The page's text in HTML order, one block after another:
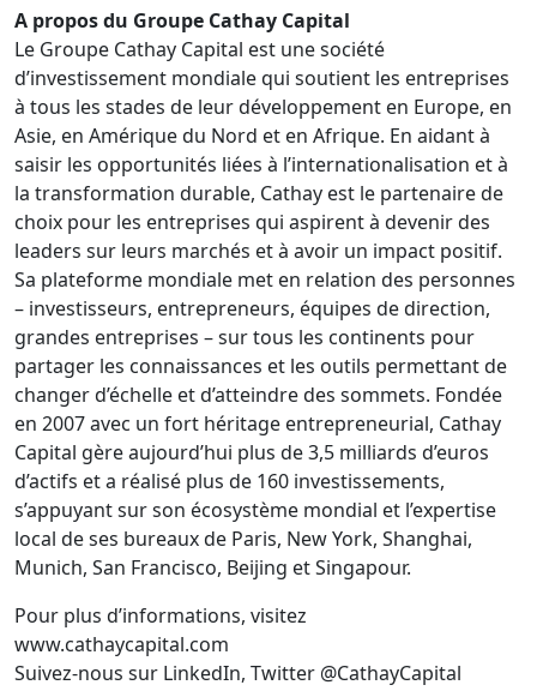
A propos du Groupe Cathay Capital
Le Groupe Cathay Capital est une société
d’investissement mondiale qui soutient les entreprises
à tous les stades de leur développement en Europe, en
Asie, en Amérique du Nord et en Afrique. En aidant à
saisir les opportunités liées à l’internationalisation et à
la transformation durable, Cathay est le partenaire de
choix pour les entreprises qui aspirent à devenir des
leaders sur leurs marchés et à avoir un impact positif.
Sa plateforme mondiale met en relation des personnes
– investisseurs, entrepreneurs, équipes de direction,
grandes entreprises – sur tous les continents pour
partager les connaissances et les outils permettant de
changer d’échelle et d’atteindre des sommets. Fondée
en 2007 avec un fort héritage entrepreneurial, Cathay
Capital gère aujourd’hui plus de 3,5 milliards d’euros
d’actifs et a réalisé plus de 160 investissements,
s’appuyant sur son écosystème mondial et l’expertise
local de ses bureaux de Paris, New York, Shanghai,
Munich, San Francisco, Beijing et Singapour.
Pour plus d’informations, visitez
www.cathaycapital.com
Suivez-nous sur LinkedIn, Twitter @CathayCapital